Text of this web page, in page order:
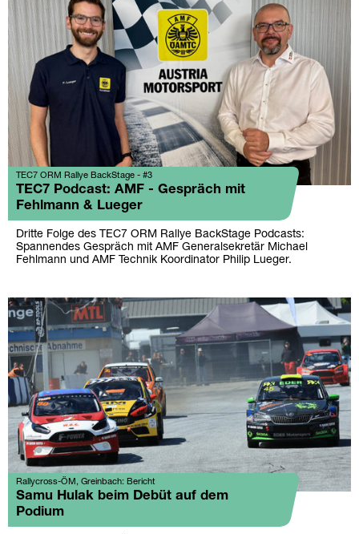
TEC7 ORM Rallye BackStage - #3
TEC7 Podcast: AMF - Gespräch mit
Fehlmann & Lueger
Dritte Folge des TEC7 ORM Rallye BackStage Podcasts:
Spannendes Gespräch mit AMF Generalsekretär Michael
Fehlmann und AMF Technik Koordinator Philip Lueger.
Rallycross-ÖM, Greinbach: Bericht
Samu Hulak beim Debüt auf dem
Podium